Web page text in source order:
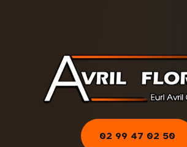
02 99 47 02 50